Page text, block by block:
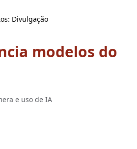
Divulgação
modelos do
e uso de IA